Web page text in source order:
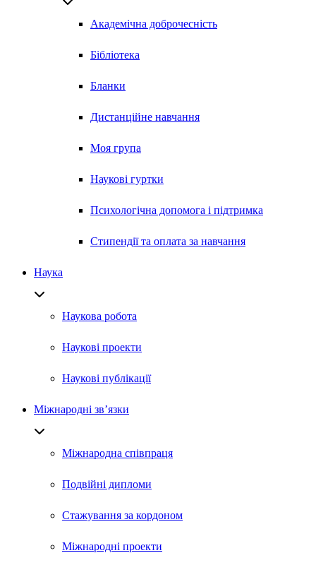
Академічна доброчесність
Бібліотека
Бланки
Дистанційне навчання
Моя група
Наукові гуртки
Психологічна допомога і підтримка
Стипендії та оплата за навчання
Наука
Наукова робота
Наукові проекти
Наукові публікації
Міжнародні зв’язки
Міжнародна співпраця
Подвійні дипломи
Стажування за кордоном
Міжнародні проекти